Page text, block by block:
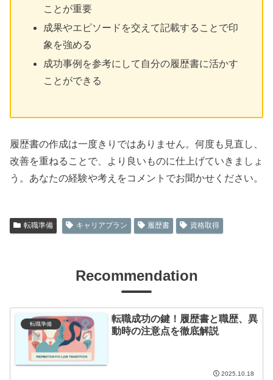
ことが重要
成果やエピソードを交えて記載することで印
象を強める
成功事例を参考にして自分の履歴書に活かす
ことができる
履歴書の作成は一度きりではありません。何度も見直し、
改善を重ねることで、より良いものに仕上げていきましょ
う。あなたの経験や考えをコメントでお聞かせください。
転職準備 キャリアプラン 履歴書 資格取得
Recommendation
転職準備
転職成功の鍵！履歴書と職歴、異
動時の注意点を徹底解説
2025.10.18